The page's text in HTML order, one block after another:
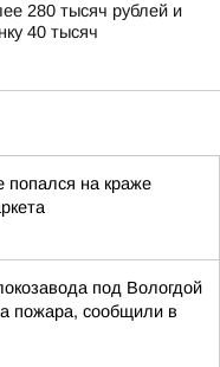
280 тысяч рублей и
40 тысяч
попался на краже
под Вологдой
пожара, сообщили в